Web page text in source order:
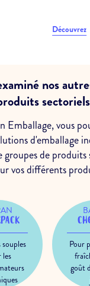
Découvrez
nos
Emballage, vous
d'emballage
groupes de
vos différents
les
Pour
goût